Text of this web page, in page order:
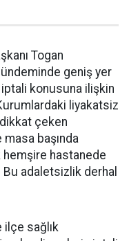
Togan
geniş yer
konusuna ilişkin
liyakatsiz
çeken
masa başında
hemşire hastanede
adaletsizlik derhal
ilçe sağlık